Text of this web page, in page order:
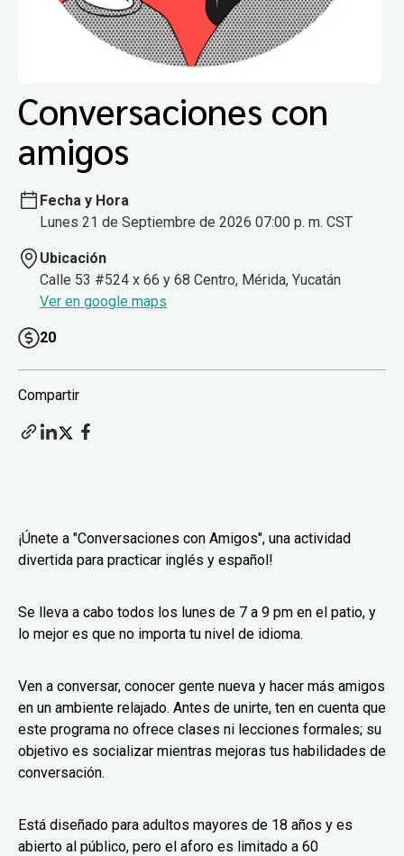
Conversaciones con
amigos
Fecha y Hora
Lunes 21 de Septiembre de 2026 07:00 p. m. CST
Ubicación
Calle 53 #524 x 66 y 68 Centro, Mérida, Yucatán
Ver en google maps
20
Compartir
¡Únete a "Conversaciones con Amigos", una actividad
divertida para practicar inglés y español!
Se lleva a cabo todos los lunes de 7 a 9 pm en el patio, y
lo mejor es que no importa tu nivel de idioma.
Ven a conversar, conocer gente nueva y hacer más amigos
en un ambiente relajado. Antes de unirte, ten en cuenta que
este programa no ofrece clases ni lecciones formales; su
objetivo es socializar mientras mejoras tus habilidades de
conversación.
Está diseñado para adultos mayores de 18 años y es
abierto al público, pero el aforo es limitado a 60